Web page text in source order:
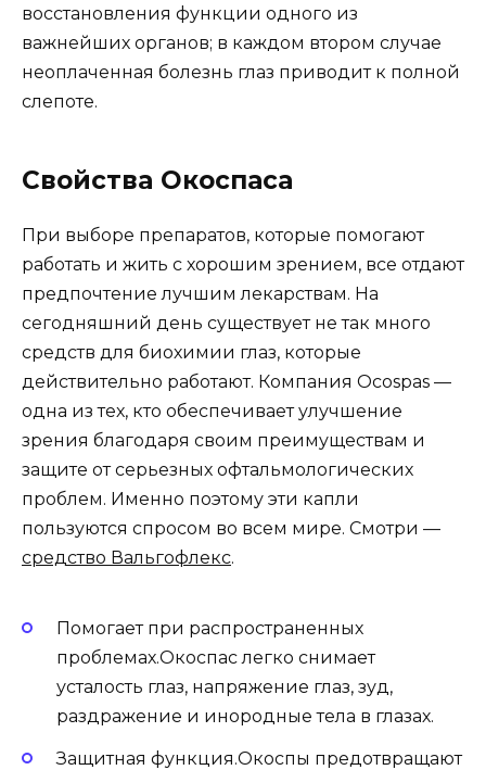
восстановления функции одного из
важнейших органов; в каждом втором случае
неоплаченная болезнь глаз приводит к полной
слепоте.
Свойства Окоспаса
При выборе препаратов, которые помогают
работать и жить с хорошим зрением, все отдают
предпочтение лучшим лекарствам. На
сегодняшний день существует не так много
средств для биохимии глаз, которые
действительно работают. Компания Ocospas —
одна из тех, кто обеспечивает улучшение
зрения благодаря своим преимуществам и
защите от серьезных офтальмологических
проблем. Именно поэтому эти капли
пользуются спросом во всем мире. Смотри —
средство Вальгофлекс.
Помогает при распространенных
проблемах.Окоспас легко снимает
усталость глаз, напряжение глаз, зуд,
раздражение и инородные тела в глазах.
Защитная функция.Окоспы предотвращают